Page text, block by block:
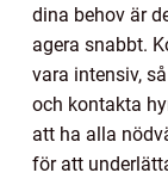
dina behov är
agera snabbt.
vara intensiv,
och kontakta
att ha alla
för att